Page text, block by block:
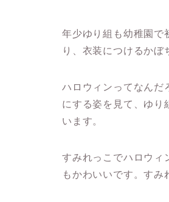
年少ゆり組も幼稚園で
り、衣装につけるかぼ
ハロウィンってなんだ
にする姿を見て、ゆり
います。
すみれっこでハロウィ
もかわいいです。すみ